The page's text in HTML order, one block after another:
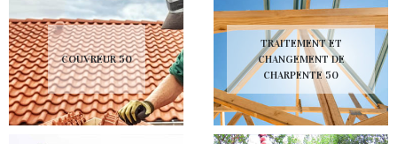
COUVREUR 50
TRAITEMENT ET
CHANGEMENT DE
CHARPENTE 50